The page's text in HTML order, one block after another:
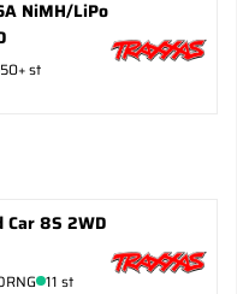
NiMH/LiPo
50+ st
Car 8S 2WD
11 st